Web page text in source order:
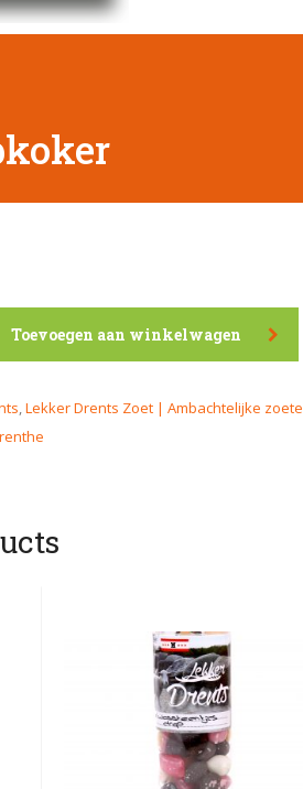
Toevoegen aan winkelwagen
,Lekker Drents Zoet | Ambachtelijke zoete